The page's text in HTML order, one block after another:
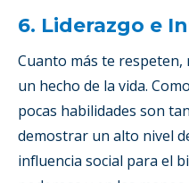
6. Liderazgo e
Cuanto más te respeten,
un hecho de la vida.
pocas habilidades son
demostrar un alto nivel
influencia social para el